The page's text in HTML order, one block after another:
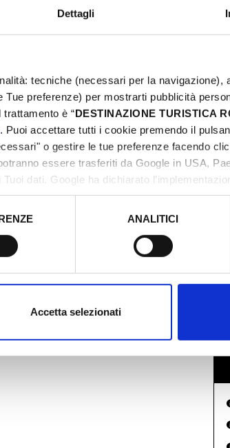
Dettagli
tecniche (necessari per la navigazione),
preferenze) per mostrarti pubblicità
è “DESTINAZIONE TURISTICA
. Puoi accettare tutti i cookie premendo il
o gestire le tue preferenze facendo
essere trasferiti da Google in USA,
dati. Google ha dichiarato
valutato essere sufficienti.
ANALITICI
Accetta selezionati